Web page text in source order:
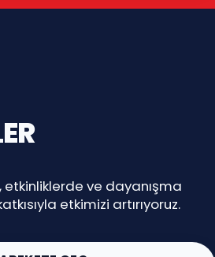
etkinliklerde ve dayanışma
etkimizi artırıyoruz.